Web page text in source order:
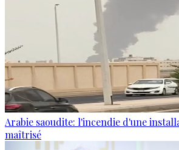
Arabie saoudite: l'incendie d'une
maîtrisé